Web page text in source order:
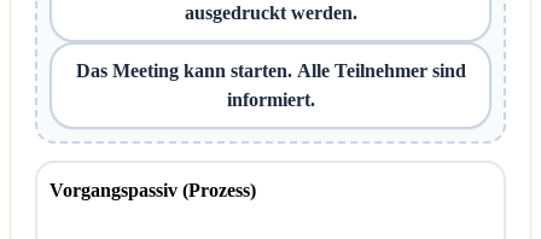
ausgedruckt werden.
Das Meeting kann starten. Alle Teilnehmer sind
informiert.
Vorgangspassiv (Prozess)